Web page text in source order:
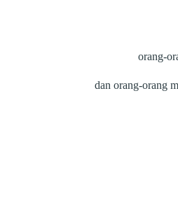
orang-
dan orang-orang